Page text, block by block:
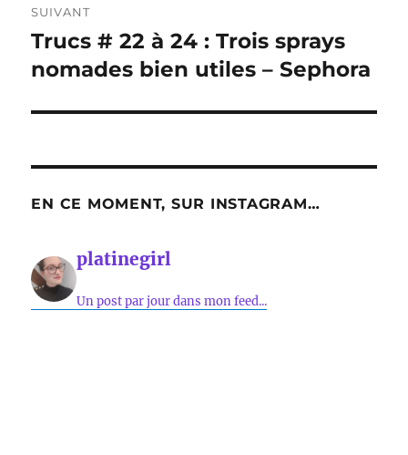
SUIVANT
Publication
suivante :
Trucs # 22 à 24 : Trois sprays
nomades bien utiles – Sephora
EN CE MOMENT, SUR INSTAGRAM…
platinegirl
Un post par jour dans mon feed...